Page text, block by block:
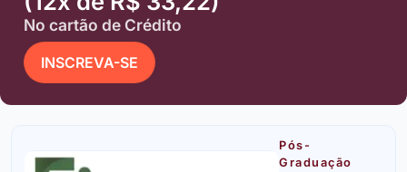
No cartão de Crédito
INSCREVA-SE
Pós-
Graduação